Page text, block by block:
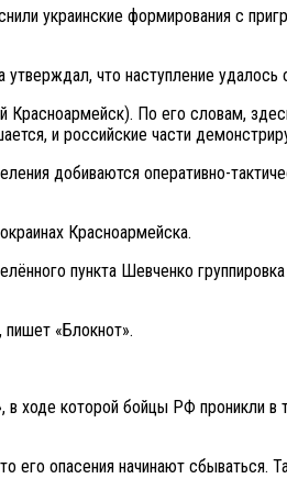
украинские формирования с
что наступление удалось
Красноармейск). По его словам,
и российские части
добиваются оперативно-
Красноармейска.
пункта Шевченко
пишет «Блокнот».
ходе которой бойцы РФ проникли в
опасения начинают сбываться.